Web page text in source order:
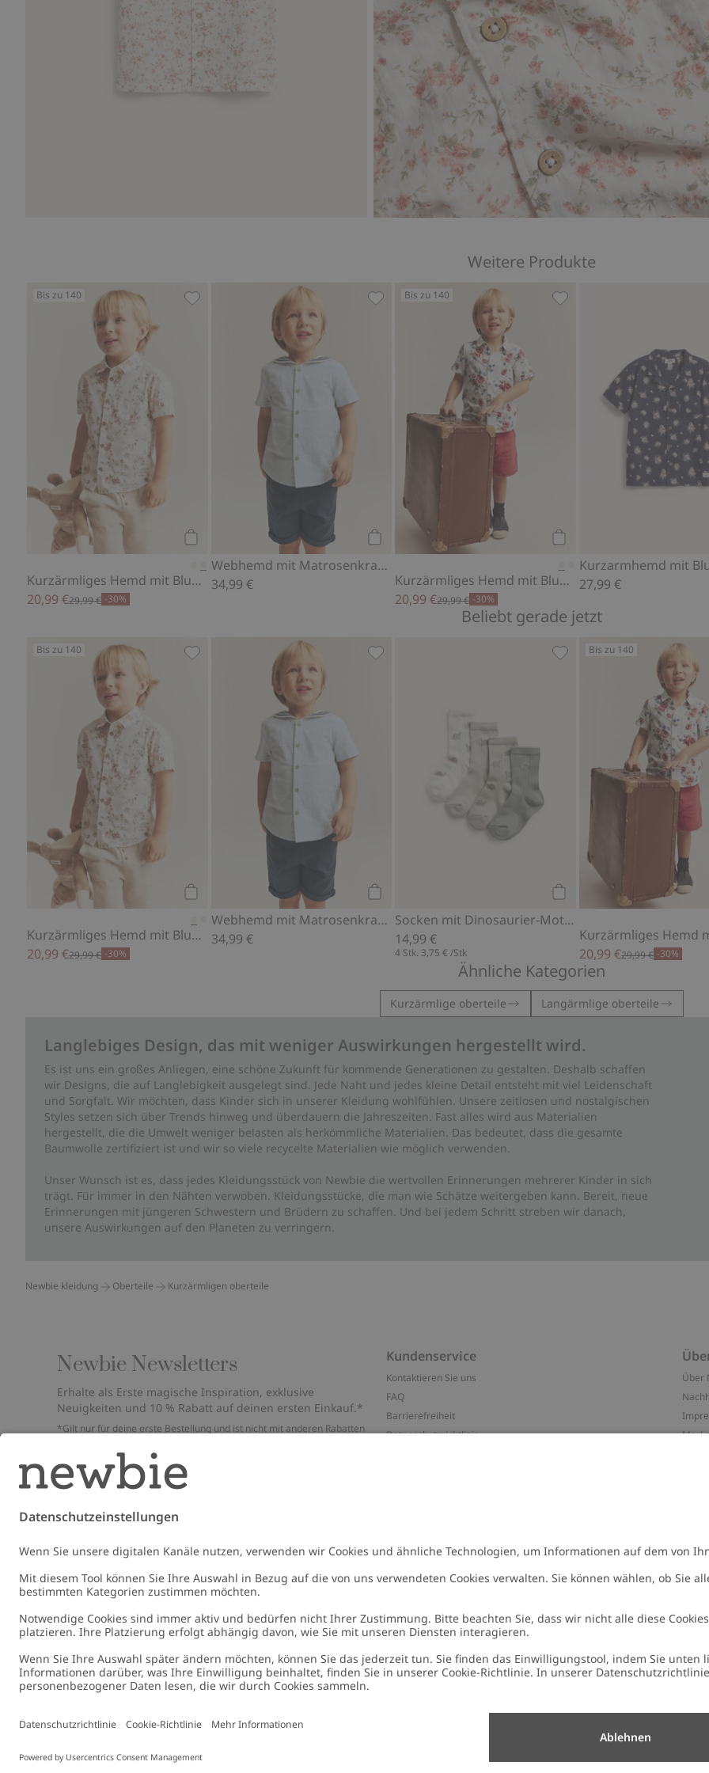
Weitere Produkte
Bis zu 140
Kurzärmliges Hemd mit Blumenmuster
20,99 €29,99 € -30%
Kurzärmliges Hemd mit Blumenmuster, Zu Favoriten hinzufügen
Kaufen
Webhemd mit Matrosenkragen
34,99 €
Webhemd mit Matrosenkragen, Zu Favoriten hinzufügen
Bis zu 140
Kurzärmliges Hemd mit Blumenmuster
20,99 €29,99 € -30%
Kurzärmliges Hemd mit
27,99 €
Beliebt gerade jetzt
Bis zu 140
Kurzärmliges Hemd mit Blumenmuster
20,99 €29,99 € -30%
Kurzärmliges Hemd mit Blumenmuster, Zu Favoriten hinzufügen
Webhemd mit Matrosenkragen
34,99 €
Webhemd mit Matrosenkragen, Zu Favoriten hinzufügen
Kaufen
Socken mit Dinosaurier-Motiv, 4er-Pack
14,99 €
4 Stk. 3,75 € /Stk
Socken mit Dinosaurier-
Bis zu 140
20,99 €29,99 € -30%
Ähnliche Kategorien
Kurzärmlige oberteile Langärmlige oberteile
Langlebiges Design, das mit weniger Auswirkungen hergestellt wird.
Es ist uns ein großes Anliegen, eine schöne Zukunft für kommende Generationen zu gestalten. Deshalb schaffen
wir Designs, die auf Langlebigkeit ausgelegt sind. Jede Naht und jedes kleine Detail entsteht mit viel Leidenschaft
und Sorgfalt. Wir möchten, dass Kinder sich in unserer Kleidung wohlfühlen. Unsere zeitlosen und nostalgischen
Styles setzen sich über Trends hinweg und überdauern die Jahreszeiten. Fast alles wird aus Materialien
hergestellt, die die Umwelt weniger belasten als herkömmliche Materialien. Das bedeutet, dass die gesamte
Baumwolle zertifiziert ist und wir so viele recycelte Materialien wie möglich verwenden.
Unser Wunsch ist es, dass jedes Kleidungsstück von Newbie die wertvollen Erinnerungen mehrerer Kinder in sich
trägt. Für immer in den Nähten verwoben. Kleidungsstücke, die man wie Schätze weitergeben kann. Bereit, neue
Erinnerungen mit jüngeren Schwestern und Brüdern zu schaffen. Und bei jedem Schritt streben wir danach,
unsere Auswirkungen auf den Planeten zu verringern.
Newbie kleidung Oberteile Kurzärmligen oberteile
Newbie Newsletters
Erhalte als Erste magische Inspiration, exklusive
Neuigkeiten und 10 % Rabatt auf deinen ersten Einkauf.*
*Gilt nur für deine erste Bestellung und ist nicht mit anderen Rabatten
überprüfe deinen Spam-Ordner. Lies unsere
FAQ & Cookie-Richtlinie
E-Mail
Kundenservice
Kontaktieren Sie uns
FAQ
Barrierefreiheit
Datenschutzrichtlinie
Über
Cookies